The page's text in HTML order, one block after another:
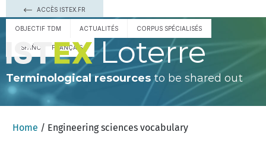
ACCÈS ISTEX.FR
OBJECTIF TDM ACTUALITÉS CORPUS SPÉCIALISÉS
ESPAÑOL FRANÇAIS Loterre
Terminological resourcesto be shared out
Home / Engineering sciences vocabulary